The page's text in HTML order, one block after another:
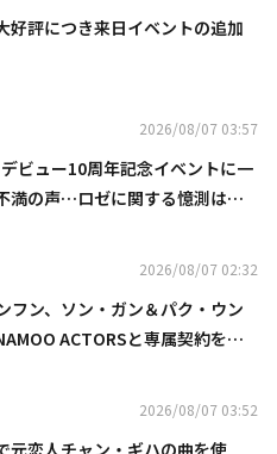
好評につき来日イベントの追加
2026/08/07 03:57
ビュー10周年記念イベントに一
満の声…ロゼに関する憶測は否
2026/08/07 02:32
フン、ソン・ガン＆パク・ウン
ACTORSと専属契約を締
2026/08/07 03:52